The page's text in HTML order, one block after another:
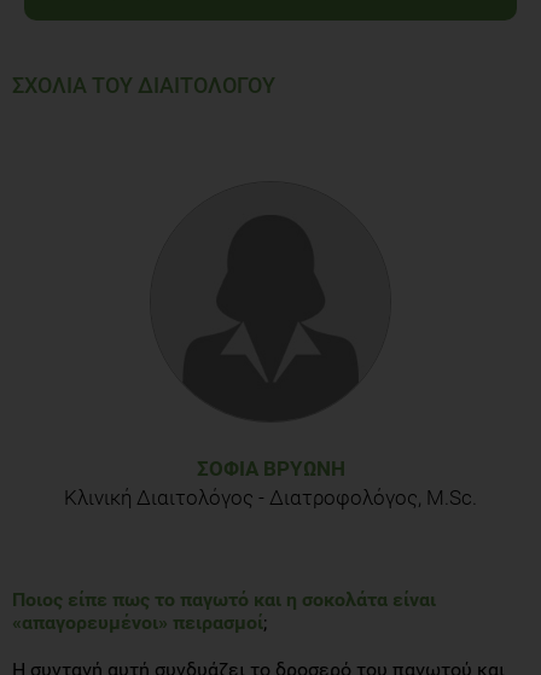
ΣΧΟΛΙΑ ΤΟΥ ΔΙΑΙΤΟΛΟΓΟΥ
ΣΟΦΊΑ ΒΡΥΏΝΗ
Κλινική Διαιτολόγος - Διατροφολόγος, M.Sc.
Ποιος είπε πως το παγωτό και η σοκολάτα είναι
«απαγορευμένοι» πειρασμοί;
Η συνταγή αυτή συνδυάζει το δροσερό του παγωτού και